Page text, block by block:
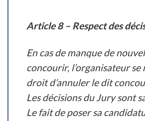
Article 8 – Respect des
En cas de manque de
concourir, l’organisateur se
droit d’annuler le dit
Les décisions du Jury sont
Le fait de poser sa